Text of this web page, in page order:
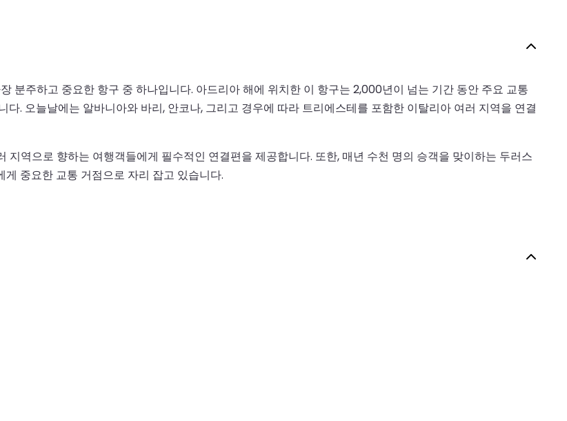
분주하고 중요한 항구 중 하나입니다. 아드리아 해에 위치한 이 항구는 2,000년이 넘는 기간 동안 주요 교통
. 오늘날에는 알바니아와 바리, 안코나, 그리고 경우에 따라 트리에스테를 포함한 이탈리아 여러 지역을 연결
역으로 향하는 여행객들에게 필수적인 연결편을 제공합니다. 또한, 매년 수천 명의 승객을 맞이하는 두러스
중요한 교통 거점으로 자리 잡고 있습니다.